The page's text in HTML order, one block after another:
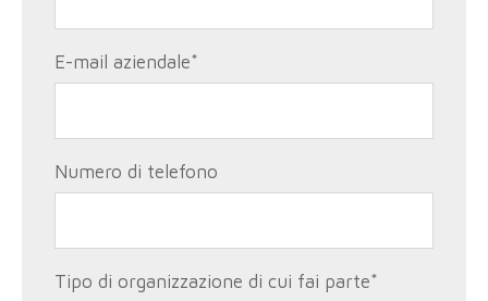
E-mail aziendale*
Numero di telefono
Tipo di organizzazione di cui fai parte*